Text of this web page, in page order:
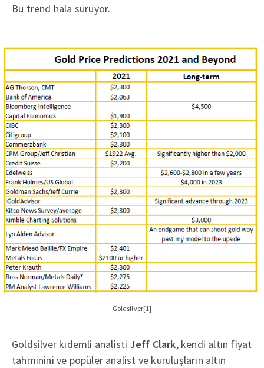
Bu trend hala sürüyor.
Goldsilver[1]
Goldsilver kıdemli analisti Jeff Clark, kendi altın fiyat
tahminini ve popüler analist ve kuruluşların altın